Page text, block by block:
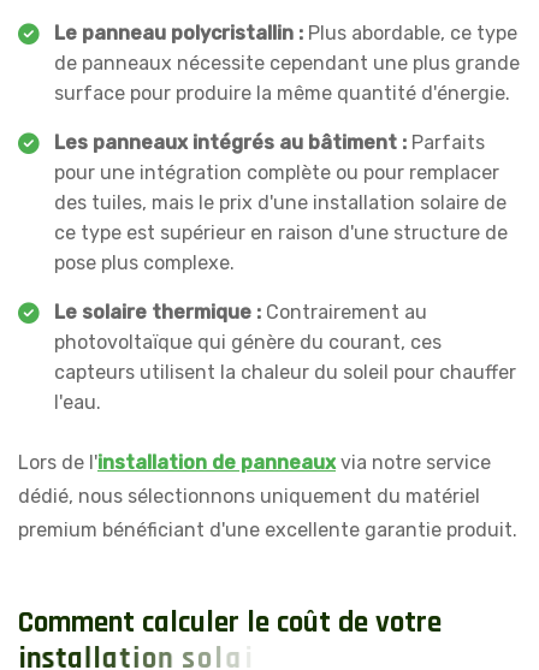
Le panneau polycristallin : Plus abordable, ce type
de panneaux nécessite cependant une plus grande
surface pour produire la même quantité d'énergie.
Les panneaux intégrés au bâtiment : Parfaits
pour une intégration complète ou pour remplacer
des tuiles, mais le prix d'une installation solaire de
ce type est supérieur en raison d'une structure de
pose plus complexe.
Le solaire thermique : Contrairement au
photovoltaïque qui génère du courant, ces
capteurs utilisent la chaleur du soleil pour chauffer
l'eau.
Lors de l'installation de panneauxvia notre service
dédié, nous sélectionnons uniquement du matériel
premium bénéficiant d'une excellente garantie produit.
Comment calculer le coût devotre
installationsolair e